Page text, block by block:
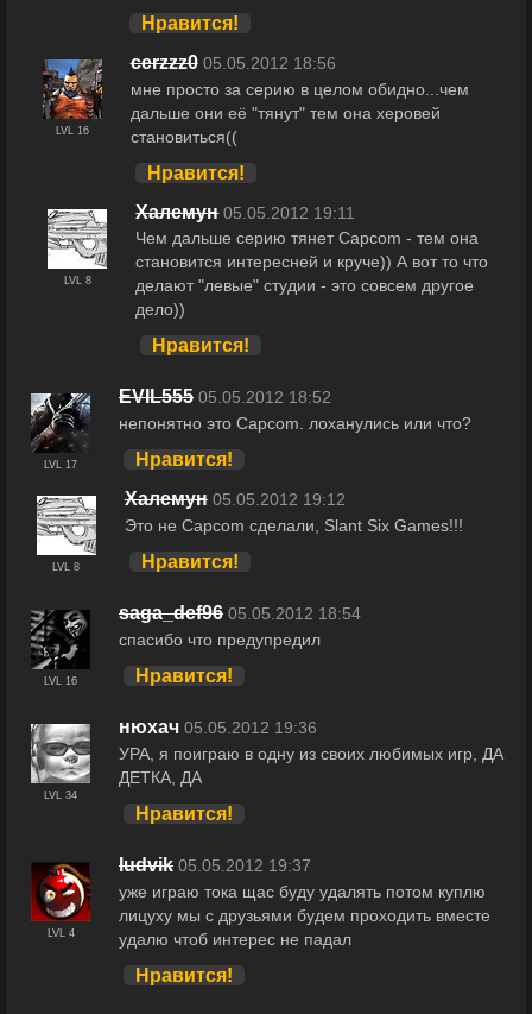
Нравится!
LVL 16
cerzzz0 05.05.2012 18:56
мне просто за серию в целом обидно...чем
дальше они её "тянут" тем она херовей
становиться((
Нравится!
LVL 8
Халемун 05.05.2012 19:11
Чем дальше серию тянет Capcom - тем она
становится интересней и круче)) А вот то что
делают "левые" студии - это совсем другое
дело))
Нравится!
LVL 17
EVIL555 05.05.2012 18:52
непонятно это Capcom. лоханулись или что?
Нравится!
LVL 8
Халемун 05.05.2012 19:12
Это не Capcom сделали, Slant Six Games!!!
Нравится!
LVL 16
saga_def96 05.05.2012 18:54
спасибо что предупредил
Нравится!
LVL 34
нюхач 05.05.2012 19:36
УРА, я поиграю в одну из своих любимых игр, ДА
ДЕТКА, ДА
Нравится!
LVL 4
ludvik 05.05.2012 19:37
уже играю тока щас буду удалять потом куплю
лицуху мы с друзьями будем проходить вместе
удалю чтоб интерес не падал
Нравится!